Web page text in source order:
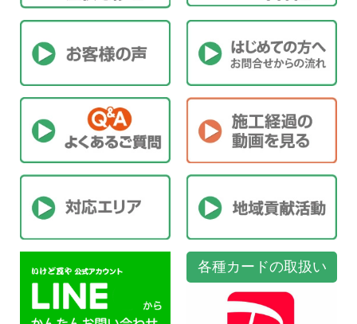
各種カードの取扱い